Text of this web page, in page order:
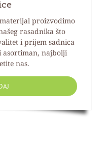
proizvodimo
rasadnika što
i prijem sadnica
asortiman, najbolji
nas.